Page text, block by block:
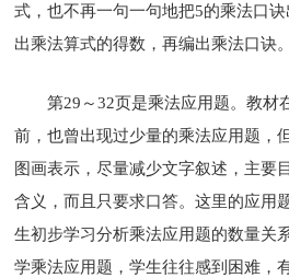
式，也不再一句一句地把5的乘法口
出乘法算式的得数，再编出乘法口诀。
第29～32页是乘法应用题。教材
前，也曾出现过少量的乘法应用题，
图画表示，尽量减少文字叙述，主要
含义，而且只要求口答。这里的应用
生初步学习分析乘法应用题的数量关
学乘法应用题，学生往往感到困难，